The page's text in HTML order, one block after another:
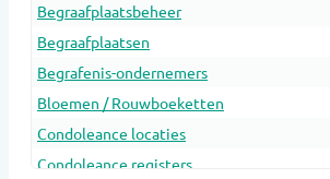
Begraafplaatsbeheer
Begraafplaatsen
Begrafenis-ondernemers
Bloemen / Rouwboeketten
Condoleance locaties
Condoleance registers